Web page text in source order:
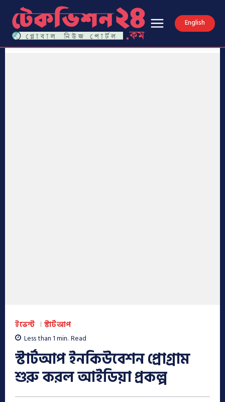
English
ইভেন্ট স্টার্টআপ
Less than 1min. Read
স্টার্টআপ ইনকিউবেশন প্রোগ্রাম
শুরু করল আইডিয়া প্রকল্প